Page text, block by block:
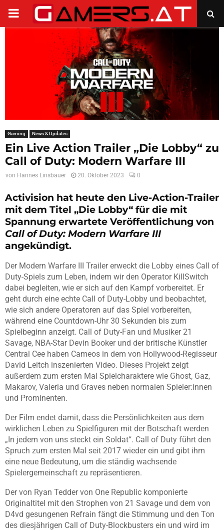
PRIMARY
Gaming News & Updates
Ein Live Action Trailer „Die Lobby“ zu
Call of Duty: Modern Warfare III
von Hannes Linsbauer 20. Oktober 2023 0
Activision hat heute den Live-Action-Trailer
mit dem Titel „Die Lobby“ für die mit
Spannung erwartete Veröffentlichung von
Call of Duty: Modern Warfare III
angekündigt.
Der Modern Warfare III Trailer erweckt die Lobby eines Call of
Duty-Spiels zum Leben, indem wir den Operator KillSwitch
dabei begleiten, wie er sich auf den Kampf vorbereitet. Er
geht durch eine echte Call of Duty-Lobby und beobachtet,
wie sich andere Operatoren auf das Spiel vorbereiten,
während eine Countdown-Uhr 30 Sekunden bis zum
Spielbeginn anzeigt. Call of Duty-Fan und Musiker 21
Savage, NBA-Star Devin Booker und der britische Künstler
Central Cee haben Cameos in dem von Hollywood-Regisseur
David Leitch inszenierten Video. Dieses Projekt zeigt
außerdem zum ersten Mal Spielcharaktere wie Ghost, Gaz,
Makarov, Valeria und Graves neben normalen Spieler:innen
und Prominenten.
Der Film endet damit, dass die Persönlichkeiten aus dem
wirklichen Leben zu Spielfiguren mit der Botschaft werden
„In jedem von uns steckt ein Soldat“. Call of Duty führt den
Spruch zum ersten Mal seit 2017 wieder ein und gibt ihm
eine neue Bedeutung, um die ständig wachsende
Spielergemeinschaft zu repräsentieren.
Der von Ryan Tedder von One Republic komponierte
Originaltitel mit den Strophen von 21 Savage und dem von
D4vd gesungenen Refrain fängt die Stimmung und den Ton
des diesjährigen Call of Duty-Blockbusters ein und wird im